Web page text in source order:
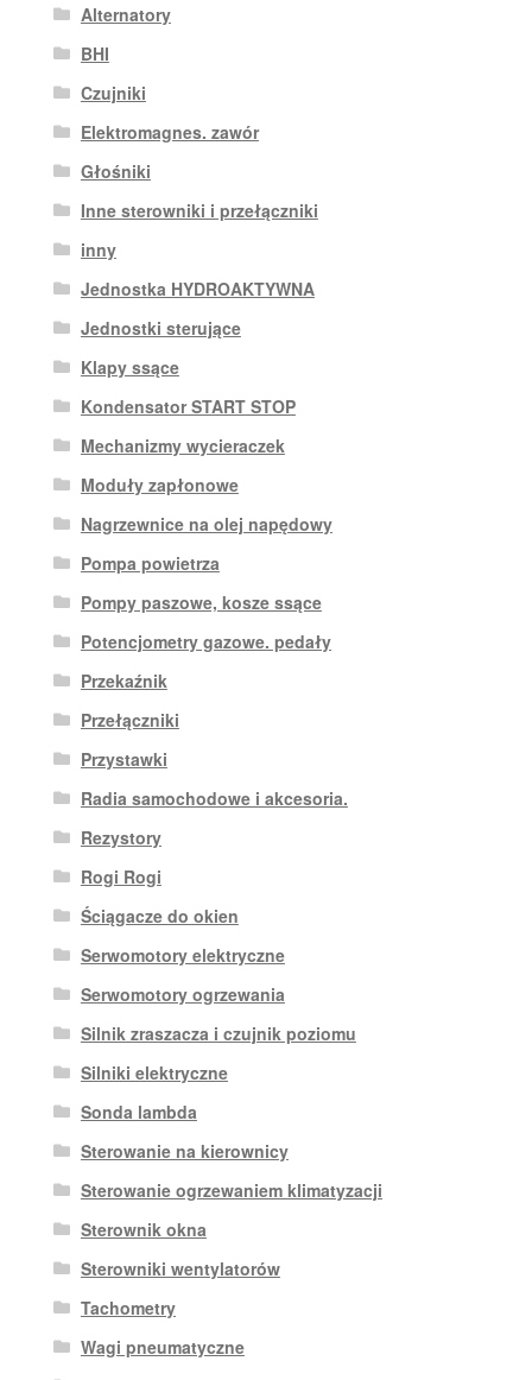
Alternatory
BHI
Czujniki
Elektromagnes. zawór
Głośniki
Inne sterowniki i przełączniki
inny
Jednostka HYDROAKTYWNA
Jednostki sterujące
Klapy ssące
Kondensator START STOP
Mechanizmy wycieraczek
Moduły zapłonowe
Nagrzewnice na olej napędowy
Pompa powietrza
Pompy paszowe, kosze ssące
Potencjometry gazowe. pedały
Przekaźnik
Przełączniki
Przystawki
Radia samochodowe i akcesoria.
Rezystory
Rogi Rogi
Ściągacze do okien
Serwomotory elektryczne
Serwomotory ogrzewania
Silnik zraszacza i czujnik poziomu
Silniki elektryczne
Sonda lambda
Sterowanie na kierownicy
Sterowanie ogrzewaniem klimatyzacji
Sterownik okna
Sterowniki wentylatorów
Tachometry
Wagi pneumatyczne